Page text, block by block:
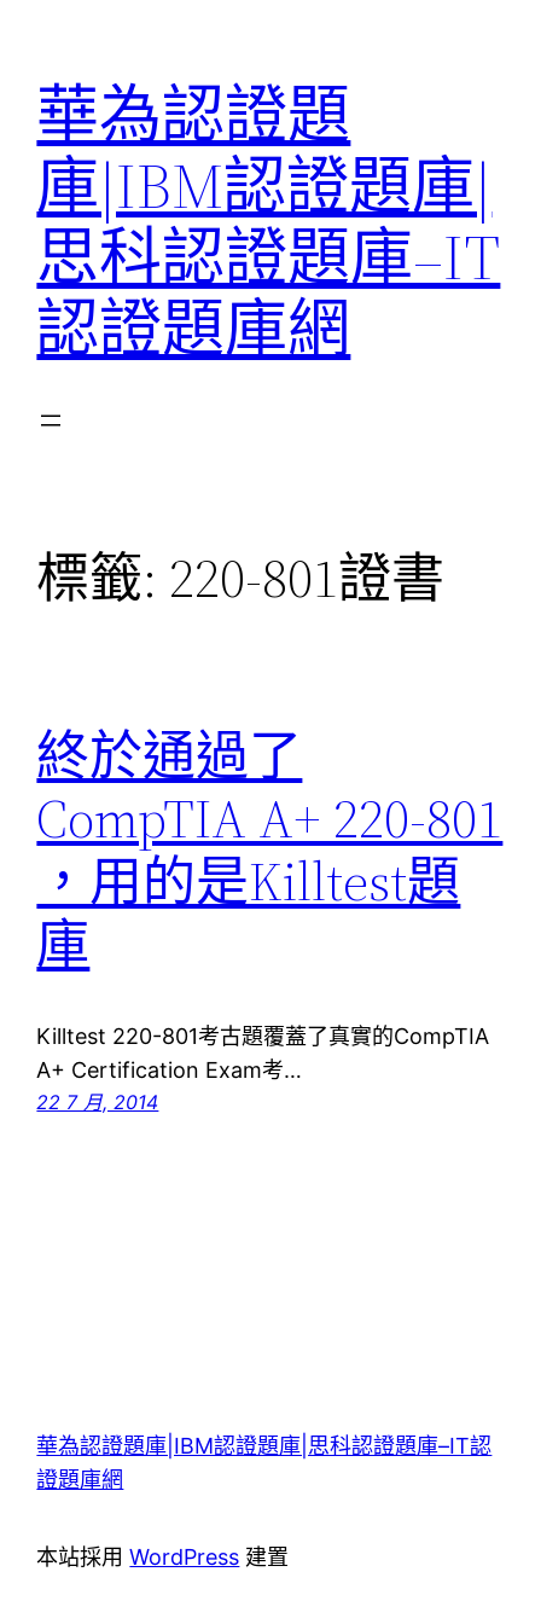
華為認證題
庫|IBM認證題庫|
思科認證題庫–IT
認證題庫網
標籤: 220-801證書
終於通過了
CompTIA A+ 220-801
，用的是Killtest題
庫
Killtest 220-801考古題覆蓋了真實的CompTIA
A+ Certification Exam考…
22 7 月, 2014
華為認證題庫|IBM認證題庫|思科認證題庫–IT認
證題庫網
本站採用WordPress 建置